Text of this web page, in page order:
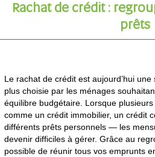
Rachat de crédit :
prêts
Le rachat de crédit est aujourd’hui
plus choisie par les ménages
équilibre budgétaire. Lorsque
comme un crédit immobilier, un crédit
différents prêts personnels — les
devenir difficiles à gérer. Grâce au
possible de réunir tous vos emprunts